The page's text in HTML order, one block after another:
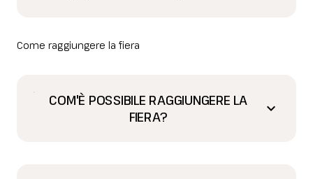
Come raggiungere la fiera
COM'È POSSIBILE RAGGIUNGERE LA
FIERA?
keyboard_arrow_down